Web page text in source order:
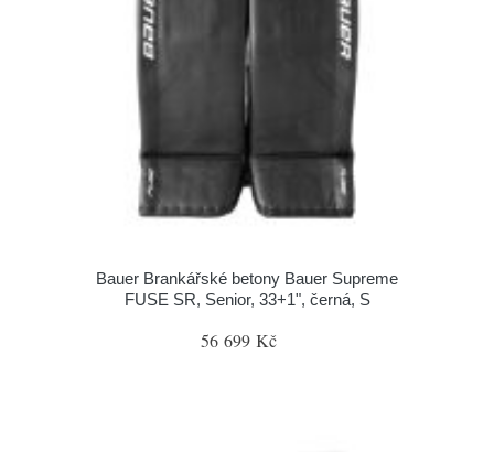
Bauer Brankářské betony Bauer Supreme
FUSE SR, Senior, 33+1", černá, S
56 699 Kč